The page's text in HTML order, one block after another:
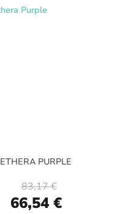
ETHERA PURPLE
Special
Price
66,54 €
83,17 €